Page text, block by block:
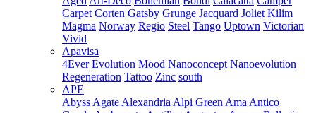
Carpet Corten Gatsby Grunge Jacquard Joliet Kilim
Magma Norway Regio Steel Tango Uptown Victorian
Vivid
Apavisa
4Ever Evolution Mood Nanoconcept Nanoevolution
Regeneration Tattoo Zinc south
APE
Abyss Agate Alexandria Alpi Green Ama Antico